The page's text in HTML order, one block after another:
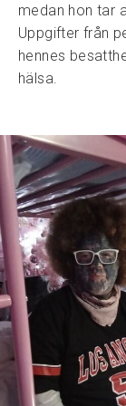
medan hon tar
Uppgifter från
hennes
hälsa.